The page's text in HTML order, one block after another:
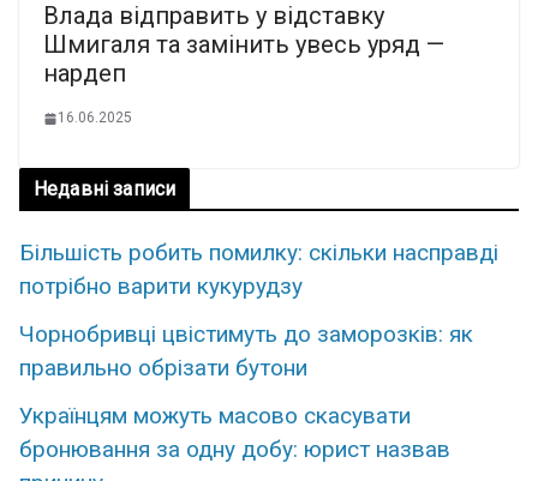
Влада відправить у відставку
Шмигаля та замінить увесь уряд —
нардеп
16.06.2025
Недавні записи
Більшість робить помилку: скільки насправді
потрібно варити кукурудзу
Чорнобривці цвістимуть до заморозків: як
правильно обрізати бутони
Українцям можуть масово скасувати
бронювання за одну добу: юрист назвав